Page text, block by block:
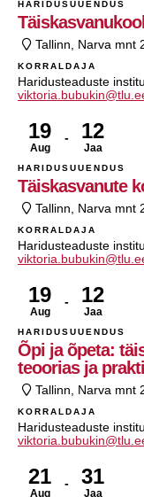
HARIDUSUUENDUS
Tallinn, Narva mnt
KORRALDAJA
Haridusteaduste
19
Aug
12
Jaa
HARIDUSUUENDUS
Täiskasvanute
Tallinn, Narva mnt
KORRALDAJA
Haridusteaduste
19
Aug
12
Jaa
HARIDUSUUENDUS
Õpi ja õpeta:
teoorias ja
Tallinn, Narva mnt
KORRALDAJA
Haridusteaduste
21
Aug
31
Jaa